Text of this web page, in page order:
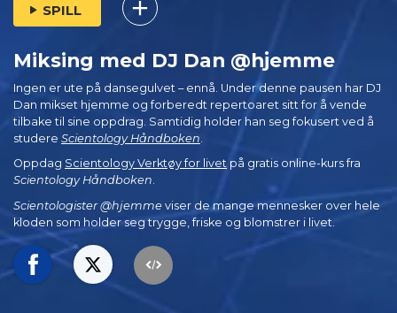
SPILL
Miksing med DJ Dan @hjemme
Ingen er ute på dansegulvet – ennå. Under denne pausen har DJ
Dan mikset hjemme og forberedt repertoaret sitt for å vende
tilbake til sine oppdrag. Samtidig holder han seg fokusert ved å
studere Scientology Håndboken
Oppdag Scientology Verktøy for livet på gratis online-kurs fra
Scientology Håndboken.
Scientologister @hjemme viser de mange mennesker over hele
kloden som holder seg trygge, friske og blomstrer i livet.